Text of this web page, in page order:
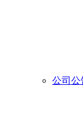
公司公